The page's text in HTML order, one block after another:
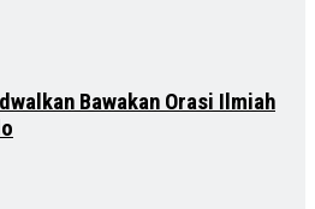
Bawakan Orasi Ilmiah